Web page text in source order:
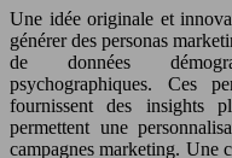
Une idée originale et
générer des personas
de données
psychographiques. Ces
fournissent des insights
permettent une
campagnes marketing. Une